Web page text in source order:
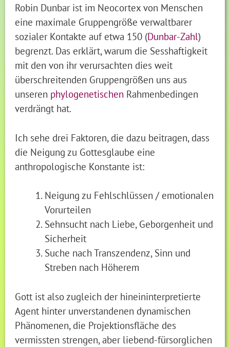
Robin Dunbar ist im Neocortex von Menschen
eine maximale Gruppengröße verwaltbarer
sozialer Kontakte auf etwa 150 (Dunbar-Zahl)
begrenzt. Das erklärt, warum die Sesshaftigkeit
mit den von ihr verursachten dies weit
überschreitenden Gruppengrößen uns aus
unseren phylogenetischen Rahmenbedingen
verdrängt hat.
Ich sehe drei Faktoren, die dazu beitragen, dass
die Neigung zu Gottesglaube eine
anthropologische Konstante ist:
Neigung zu Fehlschlüssen / emotionalen
Vorurteilen
Sehnsucht nach Liebe, Geborgenheit und
Sicherheit
Suche nach Transzendenz, Sinn und
Streben nach Höherem
Gott ist also zugleich der hineininterpretierte
Agent hinter unverstandenen dynamischen
Phänomenen, die Projektionsfläche des
vermissten strengen, aber liebend-fürsorglichen